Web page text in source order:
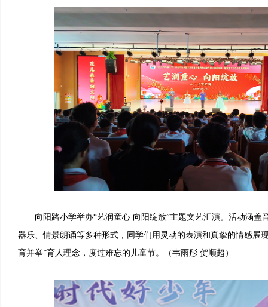
向阳路小学举办“艺润童心 向阳绽放”主题文艺汇演。活动涵盖
器乐、情景朗诵等多种形式，同学们用灵动的表演和真挚的情感展
育并举”育人理念，度过难忘的儿童节。（韦雨彤 贺顺超）